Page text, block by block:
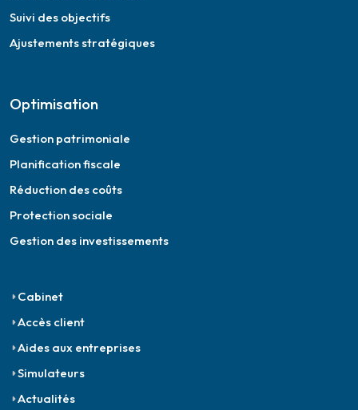
Suivi des objectifs
Ajustements stratégiques
Optimisation
Gestion patrimoniale
Planification fiscale
Réduction des coûts
Protection sociale
Gestion des investissements
Cabinet
Accès client
Aides aux entreprises
Simulateurs
Actualités